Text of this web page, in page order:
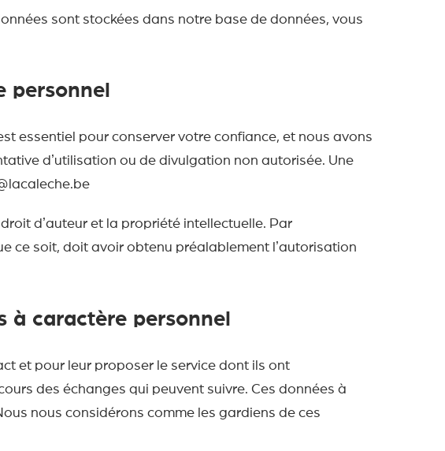
sont stockées dans notre base de données, vous
personnel
essentiel pour conserver votre confiance, et nous avons
dʼutilisation ou de divulgation non autorisée. Une
dʼauteur et la propriété intellectuelle. Par
ce soit, doit avoir obtenu préalablement lʼautorisation
à caractère personnel
et pour leur proposer le service dont ils ont
des échanges qui peuvent suivre. Ces données à
nous considérons comme les gardiens de ces